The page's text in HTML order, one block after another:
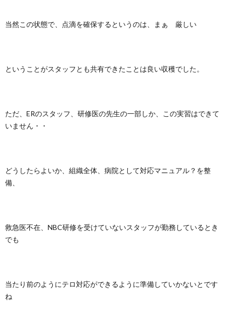
当然この状態で、点滴を確保するというのは、まぁ 厳しい
ということがスタッフとも共有できたことは良い収穫でした。
ただ、ERのスタッフ、研修医の先生の一部しか、この実習はできて
いません・・
どうしたらよいか、組織全体、病院として対応マニュアル？を整
備、
救急医不在、NBC研修を受けていないスタッフが勤務しているとき
でも
当たり前のようにテロ対応ができるように準備していかないとです
ね